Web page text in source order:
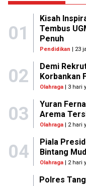
01
Kisah
Tembus
Penuh
Pendidikan | 23
02
Demi
Korbankan
Olahraga| 3 hari
03
Yuran
Arema
Olahraga| 2 hari
04
Piala
Bintang
Olahraga| 2 hari
Polres